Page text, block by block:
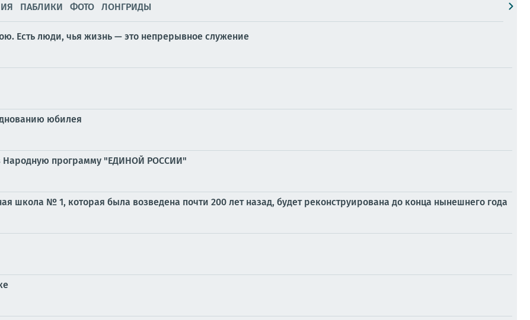
ПАБЛИКИ ФОТО ЛОНГРИДЫ
Есть люди, чья жизнь — это непрерывное служение
юбилея
Народную программу "ЕДИНОЙ РОССИИ"
школа № 1, которая была возведена почти 200 лет назад, будет реконструирована до конца нынешнего года